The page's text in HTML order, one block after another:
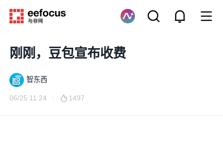
刚刚，豆包宣布收费
智东西
06/25 11:24 1497